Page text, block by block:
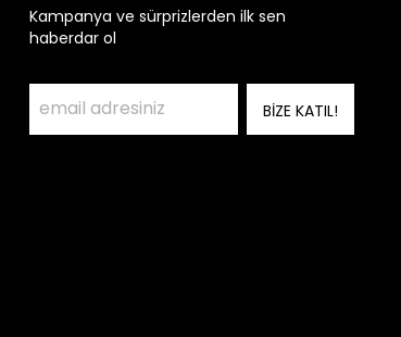
Kampanya ve sürprizlerden ilk sen
haberdar ol
BİZE KATIL!